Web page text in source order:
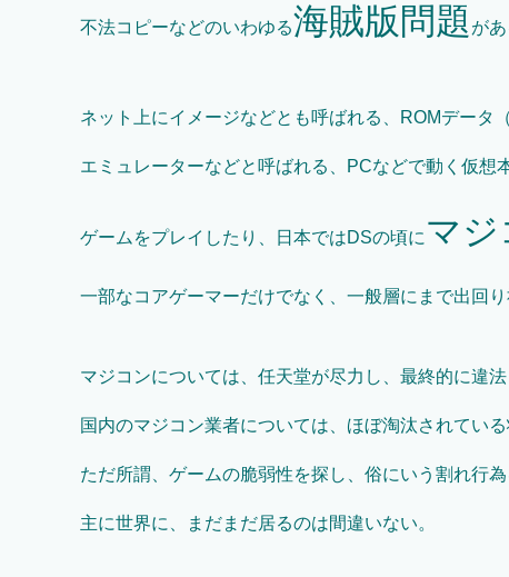
不法コピーなどのいわゆる海賊版問題 があ
ネット上にイメージなどとも呼ばれる、ROMデータ
エミュレーターなどと呼ばれる、PCなどで動く仮想
ゲームをプレイしたり、日本ではDSの頃に マジ
一部なコアゲーマーだけでなく、一般層にまで出回
マジコンについては、任天堂が尽力し、最終的に違
国内のマジコン業者については、ほぼ淘汰されている
ただ所謂、ゲームの脆弱性を探し、俗にいう割れ行
主に世界に、まだまだ居るのは間違いない。